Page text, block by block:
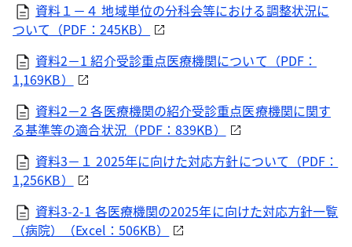
資料１－４ 地域単位の分科会等における調整状況に
ついて（PDF：245KB）
資料2－1 紹介受診重点医療機関について（PDF：
1,169KB）
資料2－2 各医療機関の紹介受診重点医療機関に関す
る基準等の適合状況（PDF：839KB）
資料3－１ 2025年に向けた対応方針について（PDF：
1,256KB）
資料3-2-1 各医療機関の2025年に向けた対応方針一覧
（病院）（Excel：506KB）